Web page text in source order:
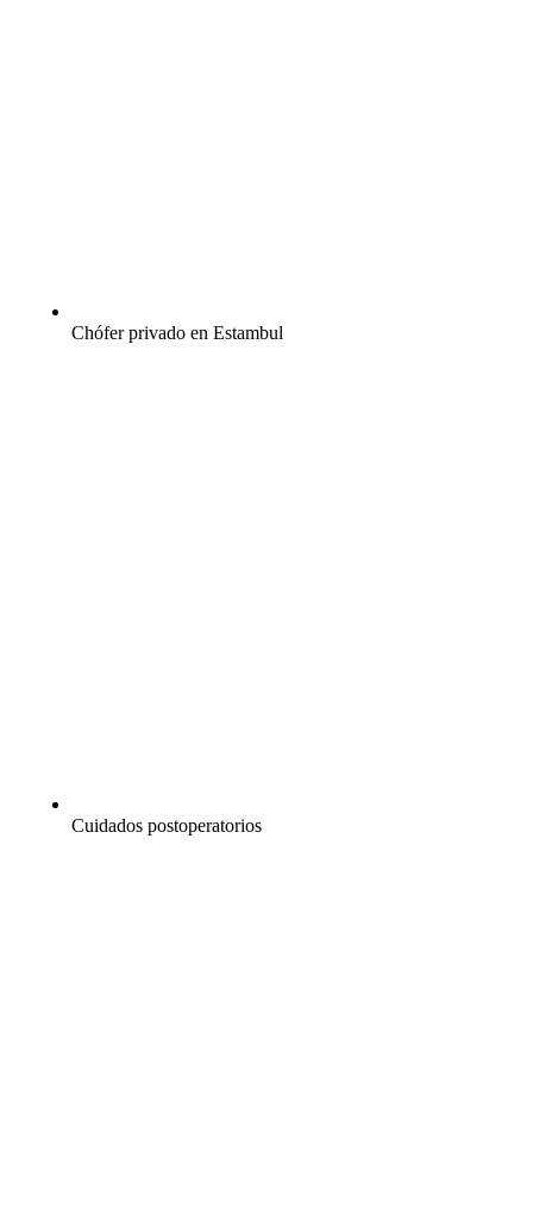
Chófer privado en Estambul
Cuidados postoperatorios